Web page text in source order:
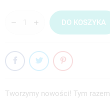
DO KOSZYKA
Tworzymy nowości! Tym